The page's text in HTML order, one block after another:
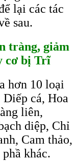
lại các tác
sau.
tràng, giảm
cơ bị Trĩ
hơn 10 loại
cá, Hoa
liên,
diệp, Chỉ
Cam thảo,
khác.